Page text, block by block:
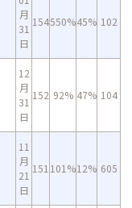
月
31
日
154550%45% 102
12
月
31
日
152 92% 47% 104
11
月
21
日
151 101%12% 605